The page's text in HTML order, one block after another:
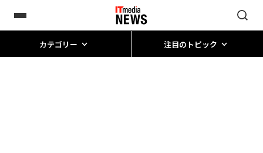
カテゴリー 注目のトピック